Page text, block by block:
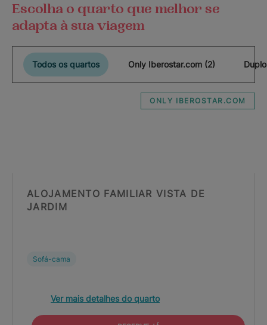
Escolha o quarto que melhor se
adapta à sua viagem
Todos os quartos Only Iberostar.com (2)
ONLY IBEROSTAR.COM
ALOJAMENTO FAMILIAR VISTA DE
JARDIM
Sofá-cama
Ver mais detalhes do quarto